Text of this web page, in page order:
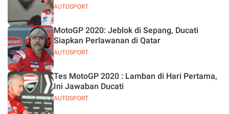
AUTOSPORT
AUTOSPORT
MotoGP 2020: Jeblok di Sepang, Ducati
Siapkan Perlawanan di Qatar
AUTOSPORT
Tes MotoGP 2020 : Lamban di Hari Pertama,
Ini Jawaban Ducati